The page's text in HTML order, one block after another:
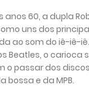
anos 60, a dupla
uns dos
ao som do iê-iê-
Beatles, o carioca
o passar dos
bossa e da MPB.